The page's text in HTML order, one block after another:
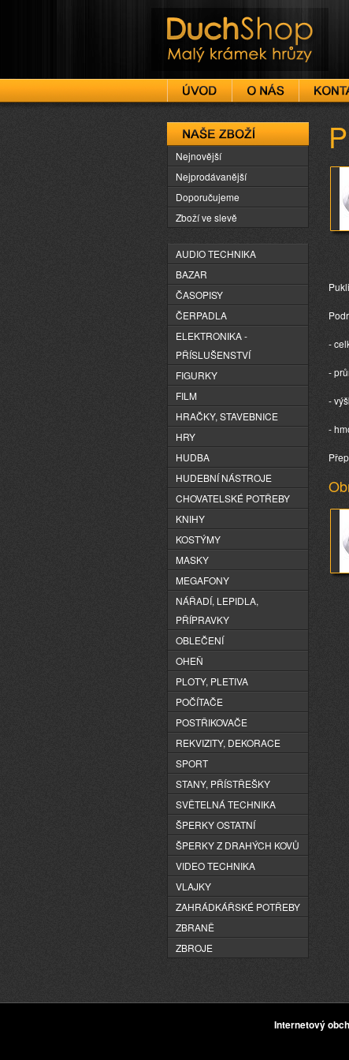
DuchShop
-
-
-
-
Naše zboží
Nejnovější
Nejprodávanější
Doporučujeme
Zboží ve slevě
AUDIO TECHNIKA
BAZAR
ČASOPISY
ČERPADLA
ELEKTRONIKA -
PŘÍSLUŠENSTVÍ
FIGURKY
FILM
HRAČKY, STAVEBNICE
HRY
HUDBA
HUDEBNÍ NÁSTROJE
CHOVATELSKÉ POTŘEBY
KNIHY
KOSTÝMY
MASKY
MEGAFONY
NÁŘADÍ, LEPIDLA,
PŘÍPRAVKY
OBLEČENÍ
OHEŇ
PLOTY, PLETIVA
POČÍTAČE
POSTŘIKOVAČE
REKVIZITY, DEKORACE
SPORT
STANY, PŘÍSTŘEŠKY
SVĚTELNÁ TECHNIKA
ŠPERKY OSTATNÍ
ŠPERKY Z DRAHÝCH KOVŮ
VIDEO TECHNIKA
VLAJKY
ZAHRÁDKÁŘSKÉ POTŘEBY
ZBRANĚ
ZBROJE
Internetový